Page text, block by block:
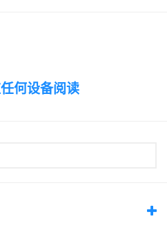
何设备阅读